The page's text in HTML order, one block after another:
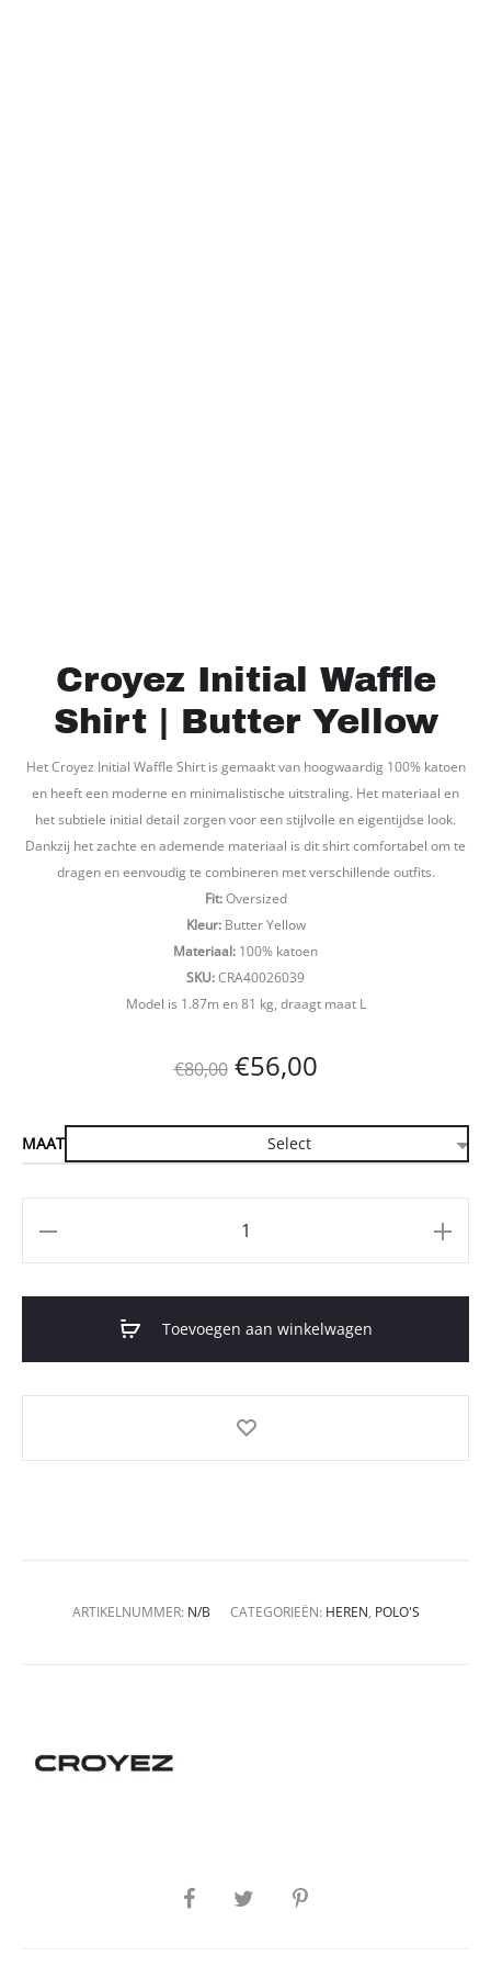
Croyez Initial Waffle
Shirt | Butter Yellow
Het Croyez Initial Waffle Shirt is gemaakt van hoogwaardig 100% katoen
en heeft een moderne en minimalistische uitstraling. Het materiaal en
het subtiele initial detail zorgen voor een stijlvolle en eigentijdse look.
Dankzij het zachte en ademende materiaal is dit shirt comfortabel om te
dragen en eenvoudig te combineren met verschillende outfits.
Fit:Oversized
Kleur:Butter Yellow
Materiaal: 100% katoen
SKU:CRA40026039
Model is 1.87m en 81 kg, draagt maat L
€80,00 Oorspronkelijke
prijs
was:
€80,00.
€56,00Huidige
prijs
is:
MAAT
Toevoegen aan winkelwagen
ARTIKELNUMMER: N/B CATEGORIEËN: HEREN, POLO'S
SHARE